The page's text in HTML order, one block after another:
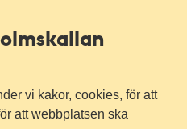
vi kakor, cookies, för att
att webbplatsen ska